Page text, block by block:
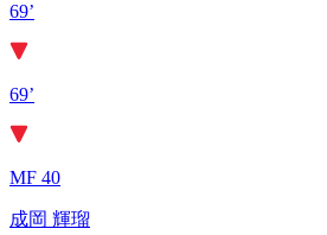
69’
69’
MF 40
成岡 輝瑠